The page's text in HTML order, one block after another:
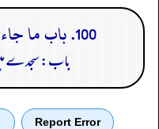
100. باب ما جاء في الاعتماد في السجود
باب: سجدے
Report Error